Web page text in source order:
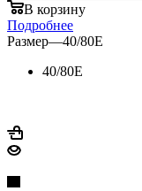
В корзину
Подробнее
Размер—40/80E
40/80E